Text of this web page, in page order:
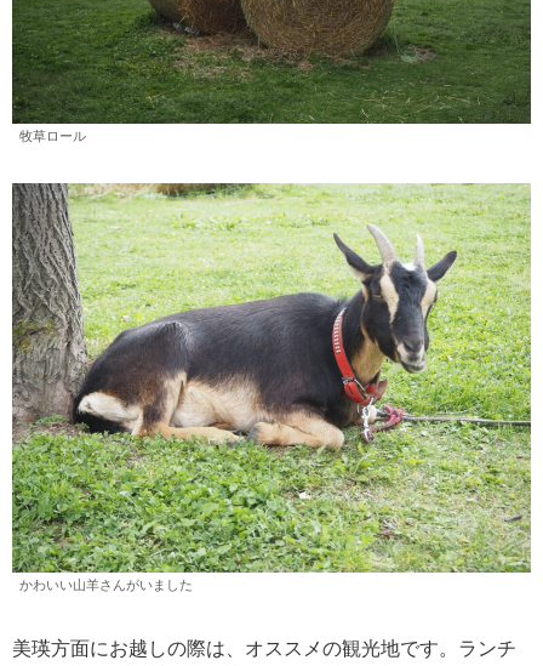
牧草ロール
かわいい山羊さんがいました
美瑛方面にお越しの際は、オススメの観光地です。ランチ